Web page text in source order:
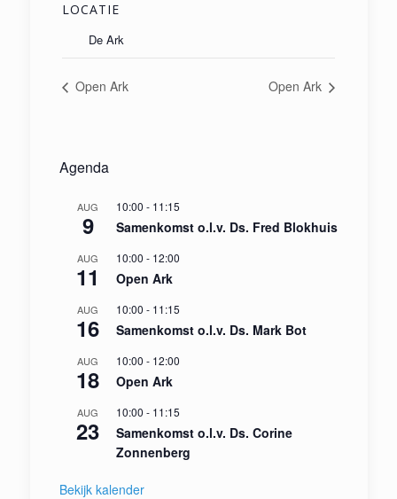
LOCATIE
De Ark
Open Ark Open Ark
Agenda
AUG
9
10:00 - 11:15
Samenkomst o.l.v. Ds. Fred Blokhuis
AUG
11
10:00 - 12:00
Open Ark
AUG
16
10:00 - 11:15
Samenkomst o.l.v. Ds. Mark Bot
AUG
18
10:00 - 12:00
Open Ark
AUG
23
10:00 - 11:15
Samenkomst o.l.v. Ds. Corine
Zonnenberg
Bekijk kalender